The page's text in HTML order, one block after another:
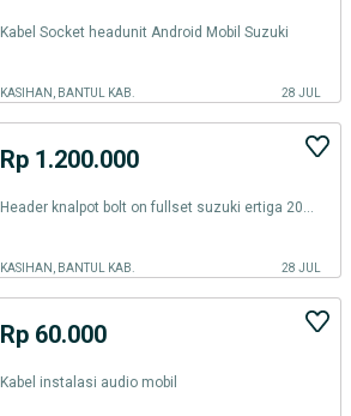
Kabel Socket headunit Android Mobil Suzuki
KASIHAN, BANTUL KAB. 28 JUL
Rp 1.200.000
KASIHAN, BANTUL KAB. 28 JUL
Rp 60.000
Kabel instalasi audio mobil